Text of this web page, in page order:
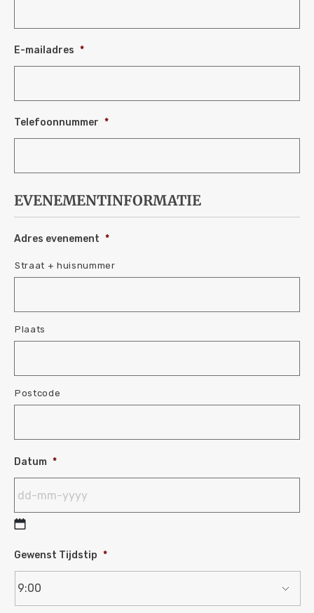
E-mailadres *
Telefoonnummer *
EVENEMENTINFORMATIE
Adres evenement *
Straat + huisnummer
Plaats
Postcode
Datum *
Gewenst Tijdstip *